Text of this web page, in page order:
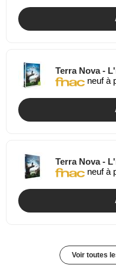
Terra Nova -
neuf à
Terra Nova -
neuf à
Voir toutes